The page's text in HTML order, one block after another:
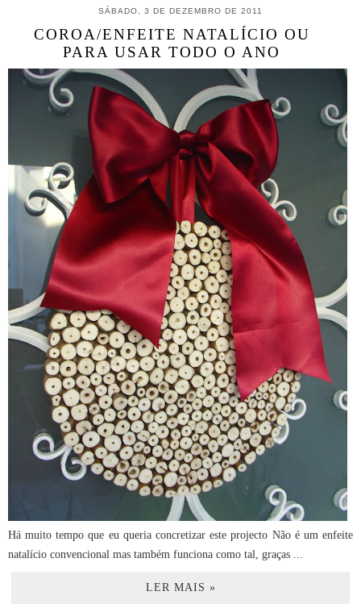
SÁBADO, 3 DE DEZEMBRO DE 2011
COROA/ENFEITE NATALÍCIO OU
PARA USAR TODO O ANO
Há muito tempo que eu queria concretizar este projecto Não é um enfeite
natalício convencional mas também funciona como tal, graças ...
LER MAIS »